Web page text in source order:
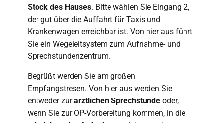
Stock des Hauses. Bitte wählen Sie Eingang 2,
der gut über die Auffahrt für Taxis und
Krankenwagen erreichbar ist. Von hier aus führt
Sie ein Wegeleitsystem zum Aufnahme- und
Sprechstundenzentrum.
Begrüßt werden Sie am großen
Empfangstresen. Von hier aus werden Sie
entweder zurärztlichen Sprechstunde oder,
wenn Sie zur OP-Vorbereitung kommen, in die